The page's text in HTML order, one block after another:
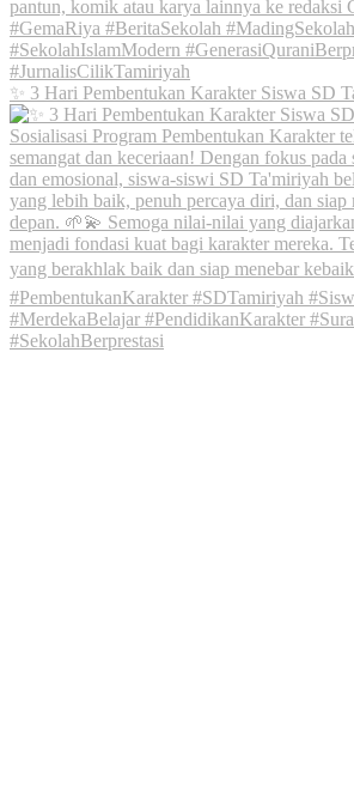
✨ 3 Hari Pembentukan Karakter Siswa SD